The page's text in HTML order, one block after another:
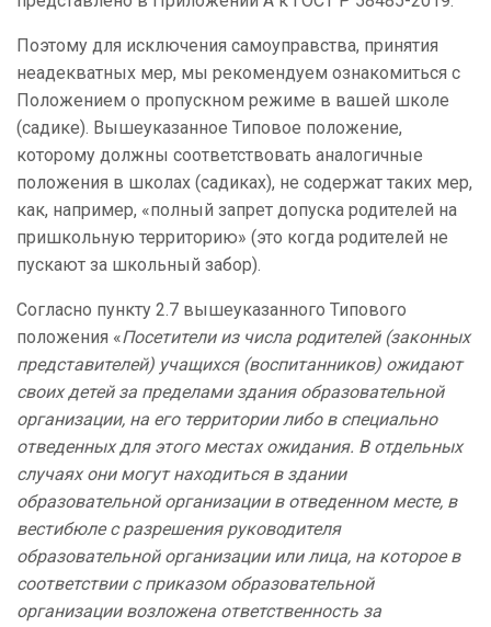
Поэтому для исключения самоуправства, принятия
неадекватных мер, мы рекомендуем ознакомиться с
Положением о пропускном режиме в вашей школе
(садике). Вышеуказанное Типовое положение,
которому должны соответствовать аналогичные
положения в школах (садиках), не содержат таких мер,
как, например, «полный запрет допуска родителей на
пришкольную территорию» (это когда родителей не
пускают за школьный забор).
Согласно пункту 2.7 вышеуказанного Типового
положения «Посетители из числа родителей (законных
представителей) учащихся (воспитанников) ожидают
своих детей за пределами здания образовательной
организации, на его территории либо в специально
отведенных для этого местах ожидания. В отдельных
случаях они могут находиться в здании
образовательной организации в отведенном месте, в
вестибюле с разрешения руководителя
образовательной организации или лица, на которое в
соответствии с приказом образовательной
организации возложена ответственность за